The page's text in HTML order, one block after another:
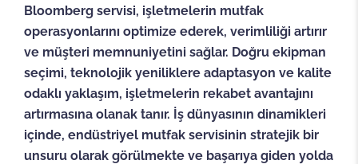
Bloomberg servisi, işletmelerin mutfak
operasyonlarını optimize ederek, verimliliği artırır
ve müşteri memnuniyetini sağlar. Doğru ekipman
seçimi, teknolojik yeniliklere adaptasyon ve kalite
odaklı yaklaşım, işletmelerin rekabet avantajını
artırmasına olanak tanır. İş dünyasının dinamikleri
içinde, endüstriyel mutfak servisinin stratejik bir
unsuru olarak görülmekte ve başarıya giden yolda